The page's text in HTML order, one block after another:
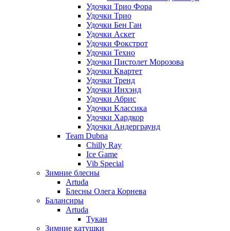
Удочки Трио Фора
Удочки Трио
Удочки Бен Ган
Удочки Аскет
Удочки Фокстрот
Удочки Техно
Удочки Пистолет Морозова
Удочки Квартет
Удочки Тренд
Удочки Инхэнд
Удочки Абрис
Удочки Классика
Удочки Хардкор
Удочки Андерграунд
Team Dubna
Chilly Ray
Ice Game
Vib Special
Зимние блесны
Artuda
Блесны Олега Корнева
Балансиры
Artuda
Тукан
Зимние катушки